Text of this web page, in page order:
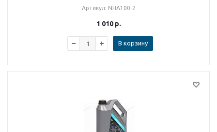
Артикул: NHA100-2
1 010 р.
В корзину